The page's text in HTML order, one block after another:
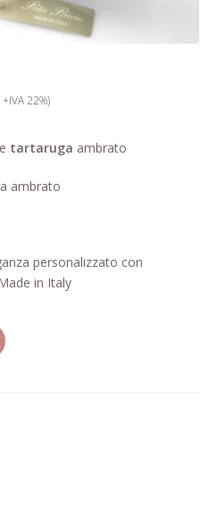
My account
Retailers registration
form
22%)
tartaruga ambrato
ambrato
personalizzato con
in Italy